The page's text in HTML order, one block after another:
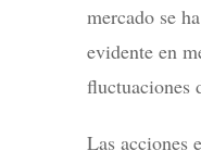
mercado se
evidente en
fluctuaciones
Las acciones